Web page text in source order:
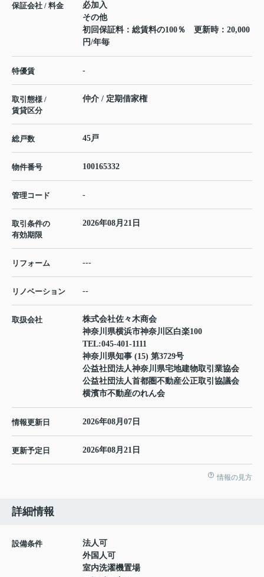
保証会社 / 料金
必加入
その他
初回保証料：総賃料の100％ 更新時：20,000
円/年毎
特優賃 -
取引態様 /
賃貸区分
仲介 / 定期借家権
総戸数 45戸
物件番号 100165332
管理コード -
取引条件の
有効期限
2026年08月21日
リフォーム ---
リノベーション --
取扱会社
株式会社佐々木商会
神奈川県横浜市神奈川区白楽100
TEL:045-401-1111
神奈川県知事 (15) 第3729号
公益社団法人神奈川県宅地建物取引業協会
公益社団法人首都圏不動産公正取引協議会
横濱市不動産のれん会
情報更新日 2026年08月07日
更新予定日 2026年08月21日
情報の見方
詳細情報
設備条件
法人可
外国人可
室内洗濯機置場